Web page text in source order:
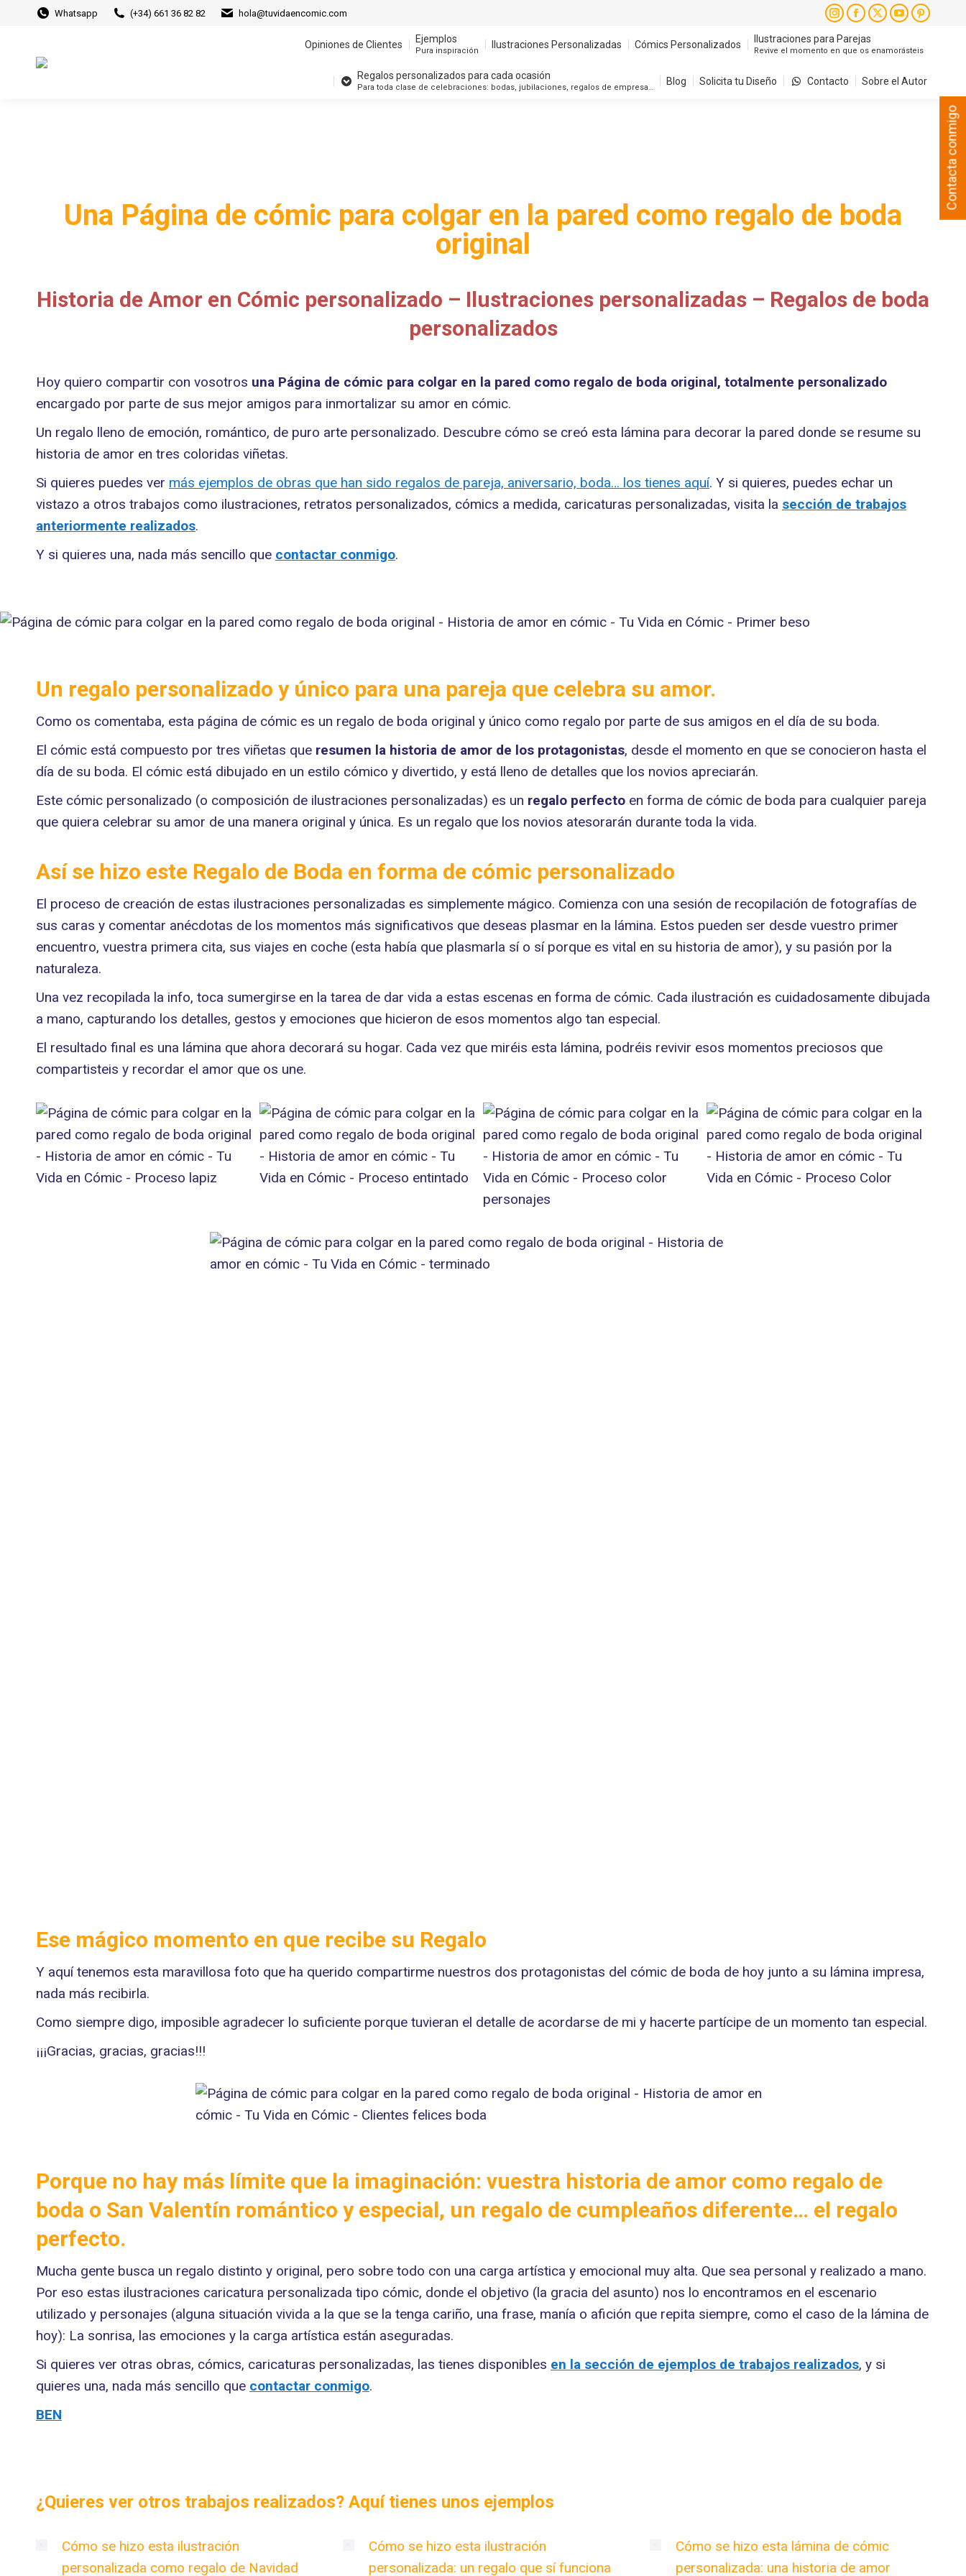
Whatsapp (+34) 661 36 82 82 hola@tuvidaencomic.com
Instagram
page
opens
in
Facebook
page
opens
in
X
opens
in
YouTube
opens
in
opens
in
new
window
Opiniones de Clientes Ejemplos
Pura inspiración
Ilustraciones Personalizadas Cómics Personalizados Ilustraciones para Parejas
Revive el momento en que os enamorásteis
Regalos personalizados para cada ocasión
Para toda clase de celebraciones: bodas, jubilaciones, regalos de empresa…
Blog Solicita tu Diseño Contacto Sobre el Autor
Una Página de cómic para colgar en la pared como regalo de boda
original
Historia de Amor en Cómic personalizado – Ilustraciones personalizadas – Regalos de boda
personalizados
Hoy quiero compartir con vosotros una Página de cómic para colgar en la pared como regalo de boda original, totalmente personalizado
encargado por parte de sus mejor amigos para inmortalizar su amor en cómic.
Un regalo lleno de emoción, romántico, de puro arte personalizado. Descubre cómo se creó esta lámina para decorar la pared donde se resume su
historia de amor en tres coloridas viñetas.
Si quieres puedes ver más ejemplos de obras que han sido regalos de pareja, aniversario, boda… los tienes aquí. Y si quieres, puedes echar un
vistazo a otros trabajos como ilustraciones, retratos personalizados, cómics a medida, caricaturas personalizadas, visita la sección de trabajos
anteriormente realizados.
Y si quieres una, nada más sencillo que contactar conmigo.
Un regalo personalizado y único para una pareja que celebra su amor.
Como os comentaba, esta página de cómic es un regalo de boda original y único como regalo por parte de sus amigos en el día de su boda.
El cómic está compuesto por tres viñetas que resumen la historia de amor de los protagonistas, desde el momento en que se conocieron hasta el
día de su boda. El cómic está dibujado en un estilo cómico y divertido, y está lleno de detalles que los novios apreciarán.
Este cómic personalizado (o composición de ilustraciones personalizadas) es un regalo perfecto en forma de cómic de boda para cualquier pareja
que quiera celebrar su amor de una manera original y única. Es un regalo que los novios atesorarán durante toda la vida.
Así se hizo este Regalo de Boda en forma de cómic personalizado
El proceso de creación de estas ilustraciones personalizadas es simplemente mágico. Comienza con una sesión de recopilación de fotografías de
sus caras y comentar anécdotas de los momentos más significativos que deseas plasmar en la lámina. Estos pueden ser desde vuestro primer
encuentro, vuestra primera cita, sus viajes en coche (esta había que plasmarla sí o sí porque es vital en su historia de amor), y su pasión por la
naturaleza.
Una vez recopilada la info, toca sumergirse en la tarea de dar vida a estas escenas en forma de cómic. Cada ilustración es cuidadosamente dibujada
a mano, capturando los detalles, gestos y emociones que hicieron de esos momentos algo tan especial.
El resultado final es una lámina que ahora decorará su hogar. Cada vez que miréis esta lámina, podréis revivir esos momentos preciosos que
compartisteis y recordar el amor que os une.
Ese mágico momento en que recibe su Regalo
Y aquí tenemos esta maravillosa foto que ha querido compartirme nuestros dos protagonistas del cómic de boda de hoy junto a su lámina impresa,
nada más recibirla.
Como siempre digo, imposible agradecer lo suficiente porque tuvieran el detalle de acordarse de mi y hacerte partícipe de un momento tan especial.
¡¡¡Gracias, gracias, gracias!!!
Porque no hay más límite que la imaginación: vuestra historia de amor como regalo de
boda o San Valentín romántico y especial, un regalo de cumpleaños diferente… el regalo
perfecto.
Mucha gente busca un regalo distinto y original, pero sobre todo con una carga artística y emocional muy alta. Que sea personal y realizado a mano.
Por eso estas ilustraciones caricatura personalizada tipo cómic, donde el objetivo (la gracia del asunto) nos lo encontramos en el escenario
utilizado y personajes (alguna situación vivida a la que se la tenga cariño, una frase, manía o afición que repita siempre, como el caso de la lámina de
hoy): La sonrisa, las emociones y la carga artística están aseguradas.
Si quieres ver otras obras, cómics, caricaturas personalizadas, las tienes disponibles en la sección de ejemplos de trabajos realizados, y si
quieres una, nada más sencillo que contactar conmigo.
BEN
¿Quieres ver otros trabajos realizados? Aquí tienes unos ejemplos
Cómo se hizo esta ilustración
personalizada como regalo de Navidad
Cómo se hizo esta ilustración
personalizada: un regalo que sí funciona
Cómo se hizo esta lámina de cómic
personalizada: una historia de amor
Contacta conmigo
Opiniones de Clientes Ilustraciones para Parejas
Revive el momento en que os enamorásteis
Regalos personalizados para cada ocasión Solicita tu Diseño Contacto Sobre el Autor